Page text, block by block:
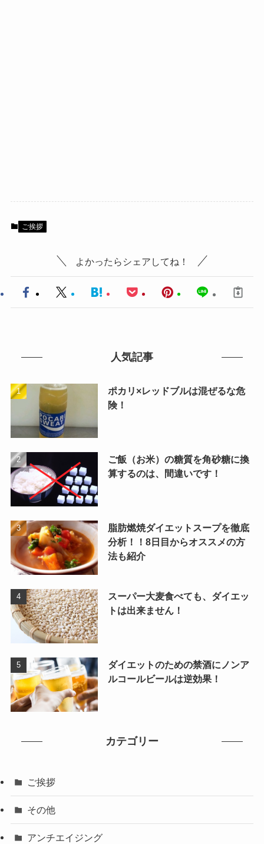
ご挨拶
よかったらシェアしてね！
人気記事
ポカリ×レッドブルは混ぜるな危
険！
ご飯（お米）の糖質を角砂糖に換
算するのは、間違いです！
脂肪燃焼ダイエットスープを徹底
分析！！8日目からオススメの方
法も紹介
スーパー大麦食べても、ダイエッ
トは出来ません！
ダイエットのための禁酒にノンア
ルコールビールは逆効果！
カテゴリー
ご挨拶
その他
アンチエイジング